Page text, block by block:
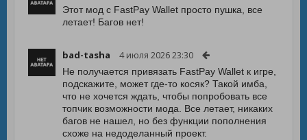
Этот мод с FastPay Wallet просто пушка, все
летает! Багов нет!
bad-tasha 4 июля 2026 23:30
Не получается привязать FastPay Wallet к игре,
подскажите, может где-то косяк? Такой имба,
что не хочется ждать, чтобы попробовать все
топчик возможности мода. Все летает, никаких
багов не нашел, но без функции пополнения
схоже на недоделанный проект.